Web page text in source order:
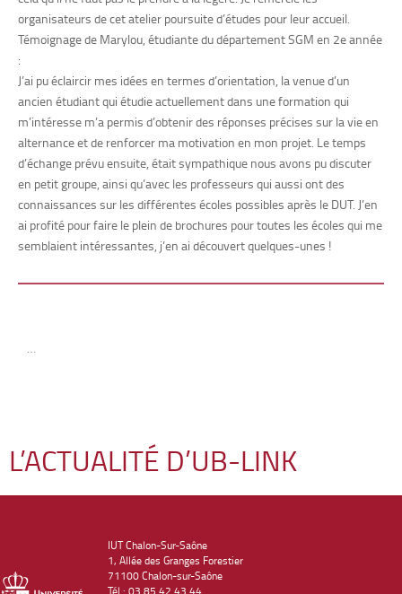
organisateurs de cet atelier poursuite d’études pour leur accueil.
Témoignage de Marylou, étudiante du département SGM en 2e année
:
J’ai pu éclaircir mes idées en termes d’orientation, la venue d’un
ancien étudiant qui étudie actuellement dans une formation qui
m’intéresse m’a permis d’obtenir des réponses précises sur la vie en
alternance et de renforcer ma motivation en mon projet. Le temps
d’échange prévu ensuite, était sympathique nous avons pu discuter
en petit groupe, ainsi qu’avec les professeurs qui aussi ont des
connaissances sur les différentes écoles possibles après le DUT. J’en
ai profité pour faire le plein de brochures pour toutes les écoles qui me
semblaient intéressantes, j’en ai découvert quelques-unes !
…
L’ACTUALITÉ D’UB-LINK
IUT Chalon-Sur-Saône
1, Allée des Granges Forestier
71100 Chalon-sur-Saône
Tél : 03 85 42 43 44